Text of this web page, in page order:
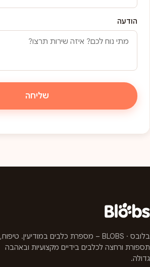
הודעה
שליחה
בלובס · BLOBS – מספרת כלבים במודיעין. טיפוח,
תספורת ורחצה לכלבים בידיים מקצועיות ובאהבה
גדולה.